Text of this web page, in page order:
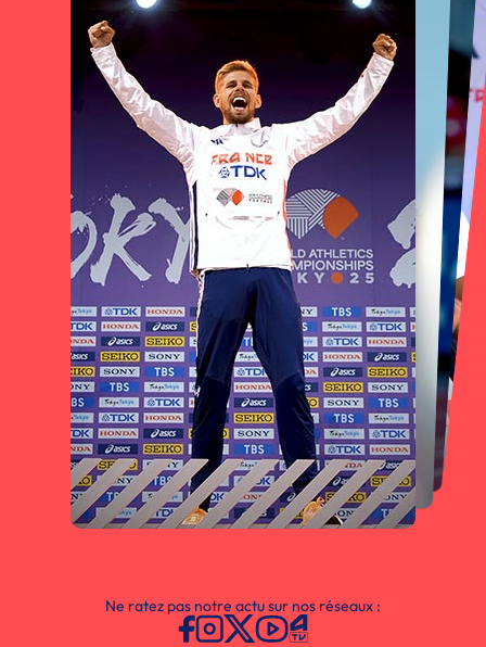
Ne ratez pas notre actu sur nos réseaux :